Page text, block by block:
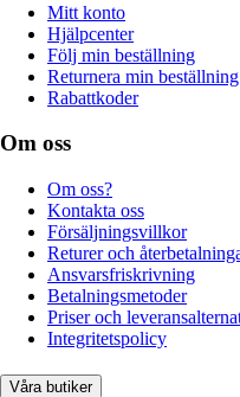
Mitt konto
Hjälpcenter
Följ min beställning
Returnera min beställning
Rabattkoder
Om oss
Om oss?
Kontakta oss
Försäljningsvillkor
Returer och
Ansvarsfriskrivning
Betalningsmetoder
Priser och
Integritetspolicy
Våra butiker